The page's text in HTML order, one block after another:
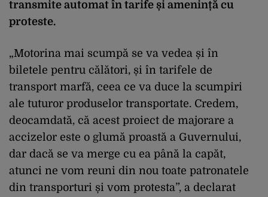
transmite automat în tarife și amenință cu
proteste.
„Motorina mai scumpă se va vedea și în
biletele pentru călători, și în tarifele de
transport marfă, ceea ce va duce la scumpiri
ale tuturor produselor transportate. Credem,
deocamdată, că acest proiect de majorare a
accizelor este o glumă proastă a Guvernului,
dar dacă se va merge cu ea până la capăt,
atunci ne vom reuni din nou toate patronatele
din transporturi și vom protesta”, a declarat